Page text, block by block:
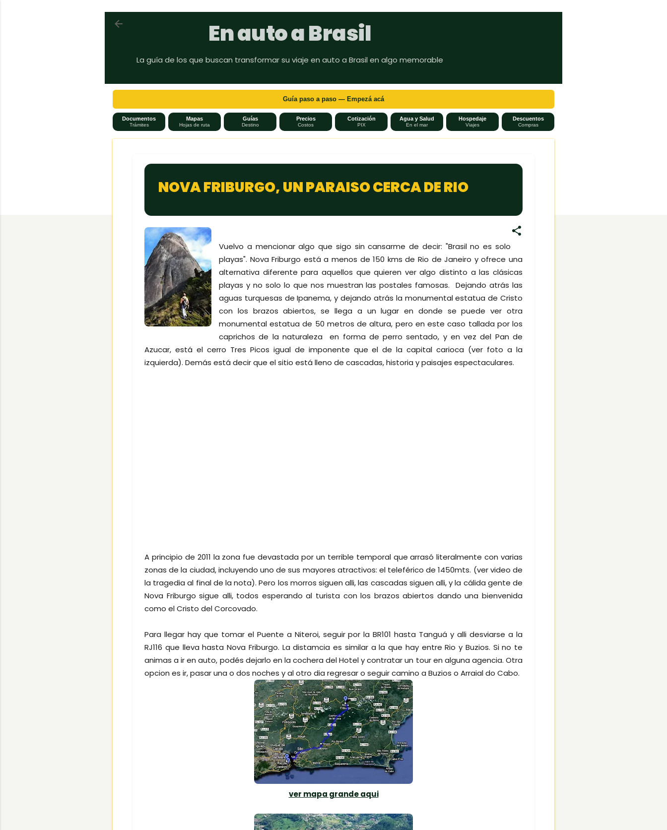
Ir al contenido principal
En auto a Brasil
La guía de los que buscan transformar su viaje en auto a Brasil en algo memorable
Guía paso a paso — Empezá acá
Documentos
Trámites
Mapas
Hojas de ruta
Guías
Destino
Precios
Costos
Cotización
PIX
Agua y Salud
En el mar
Hospedaje
Viajes
Descuentos
Compras
NOVA FRIBURGO, UN PARAISO CERCA DE RIO
Vuelvo a mencionar algo que sigo sin cansarme de decir: "Brasil no es solo
playas". Nova Friburgo está a menos de 150 kms de Rio de Janeiro y ofrece una
alternativa diferente para aquellos que quieren ver algo distinto a las clásicas
playas y no solo lo que nos muestran las postales famosas. Dejando atrás las
aguas turquesas de Ipanema, y dejando atrás la monumental estatua de Cristo
con los brazos abiertos, se llega a un lugar en donde se puede ver otra
monumental estatua de 50 metros de altura, pero en este caso tallada por los
caprichos de la naturaleza en forma de perro sentado, y en vez del Pan de
Azucar, está el cerro Tres Picos igual de imponente que el de la capital carioca (ver foto a la
izquierda). Demás está decir que el sitio está lleno de cascadas, historia y paisajes espectaculares.
A principio de 2011 la zona fue devastada por un terrible temporal que arrasó literalmente con varias
zonas de la ciudad, incluyendo uno de sus mayores atractivos: el teleférico de 1450mts. (ver video de
la tragedia al final de la nota). Pero los morros siguen alli, las cascadas siguen alli, y la cálida gente de
Nova Friburgo sigue alli, todos esperando al turista con los brazos abiertos dando una bienvenida
como el Cristo del Corcovado.
Para llegar hay que tomar el Puente a Niteroi, seguir por la BR101 hasta Tanguá y alli desviarse a la
RJ116 que lleva hasta Nova Friburgo. La distamcia es similar a la que hay entre Rio y Buzios. Si no te
animas a ir en auto, podés dejarlo en la cochera del Hotel y contratar un tour en alguna agencia. Otra
opcion es ir, pasar una o dos noches y al otro dia regresar o seguir camino a Buzios o Arraial do Cabo.
ver mapa grande aqui